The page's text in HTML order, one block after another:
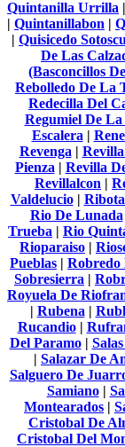
Quintanilla Urrilla |
| Quintanillabon |
| Quisicedo
De Las
(Basconcillos
Rebolledo De La
Redecilla Del
Regumiel De
Escalera|
Revenga|
Pienza| Revilla
Revillalcon |
Valdelucio|
Rio De Lunada
Trueba | Rio
Rioparaiso |
Pueblas | Robredo
Sobresierra |
Royuela De
| Rubena|
Rucandio|
Del Paramo|
| Salazar De
Salguero De
Samiano|
Montearados |
Cristobal De
Cristobal Del